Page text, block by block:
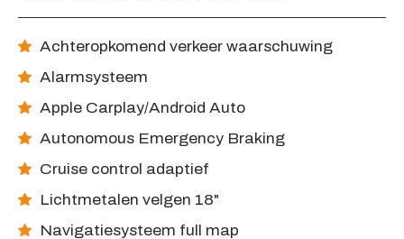
Achteropkomend verkeer waarschuwing
Alarmsysteem
Apple Carplay/Android Auto
Autonomous Emergency Braking
Cruise control adaptief
Lichtmetalen velgen 18"
Navigatiesysteem full map